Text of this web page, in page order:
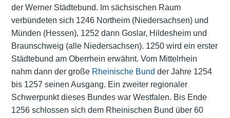
der Werner Städtebund. Im sächsischen Raum
verbündeten sich 1246 Northeim (Niedersachsen) und
Münden (Hessen), 1252 dann Goslar, Hildesheim und
Braunschweig (alle Niedersachsen). 1250 wird ein erster
Städtebund am Oberrhein erwähnt. Vom Mittelrhein
nahm dann der große Rheinische Bund der Jahre 1254
bis 1257 seinen Ausgang. Ein zweiter regionaler
Schwerpunkt dieses Bundes war Westfalen. Bis Ende
1256 schlossen sich dem Rheinischen Bund über 60